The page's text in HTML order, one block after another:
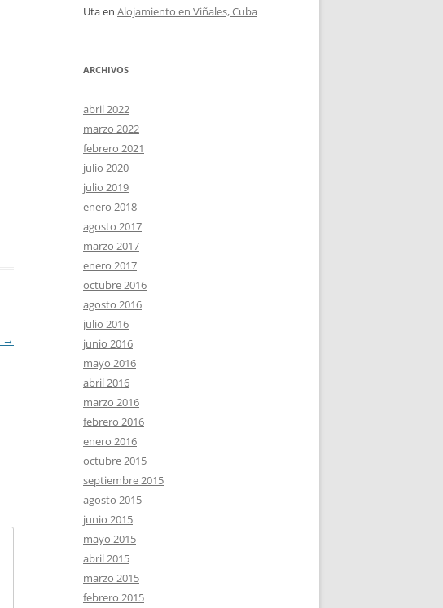
→
Utaen Alojamiento en Viñales, Cuba
ARCHIVOS
abril 2022
marzo 2022
febrero 2021
julio 2020
julio 2019
enero 2018
agosto 2017
marzo 2017
enero 2017
octubre 2016
agosto 2016
julio 2016
junio 2016
mayo 2016
abril 2016
marzo 2016
febrero 2016
enero 2016
octubre 2015
septiembre 2015
agosto 2015
junio 2015
mayo 2015
abril 2015
marzo 2015
febrero 2015